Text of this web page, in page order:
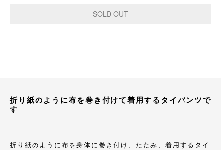
折り紙のように布を巻き付けて着用するタイパンツで
す
折り紙のように布を身体に巻き付け、たたみ、着用するタイ